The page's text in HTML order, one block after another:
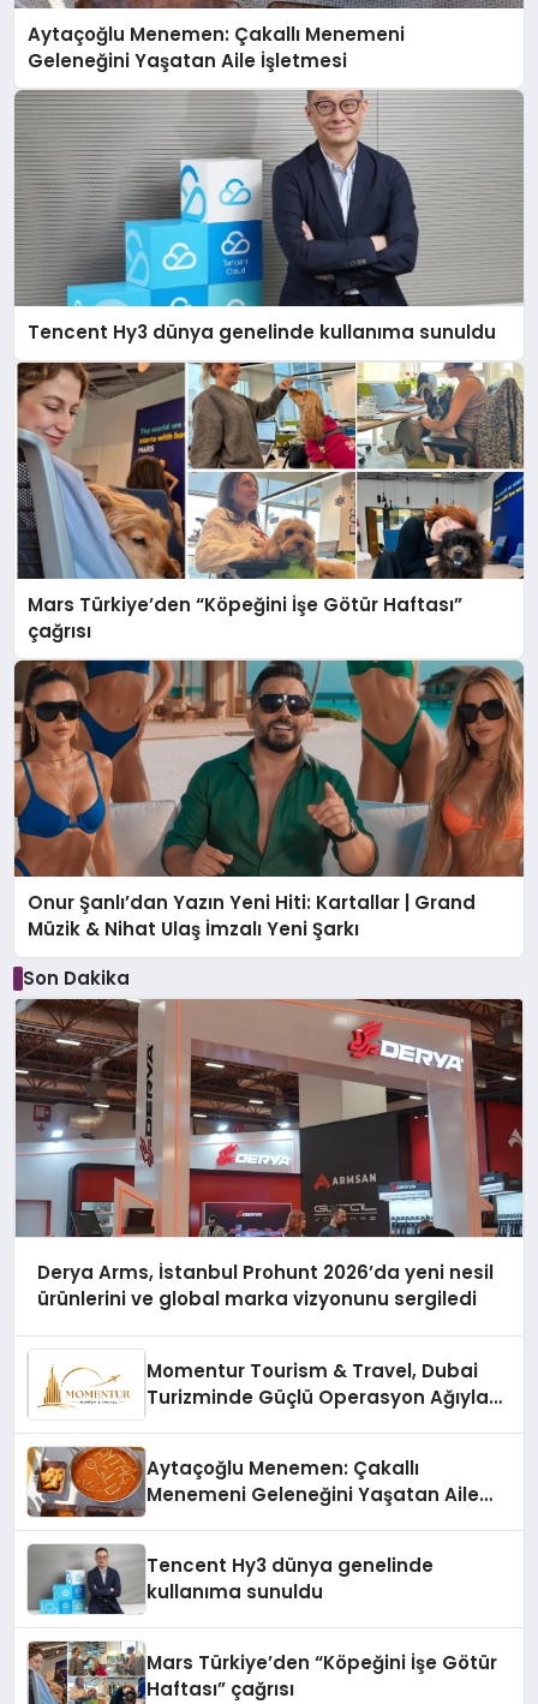
Aytaçoğlu Menemen: Çakallı Menemeni
Geleneğini Yaşatan Aile İşletmesi
Tencent Hy3 dünya genelinde kullanıma sunuldu
Mars Türkiye’den “Köpeğini İşe Götür Haftası”
çağrısı
Onur Şanlı’dan Yazın Yeni Hiti: Kartallar | Grand
Müzik & Nihat Ulaş İmzalı Yeni Şarkı
Son Dakika
Derya Arms, İstanbul Prohunt 2026’da yeni nesil
ürünlerini ve global marka vizyonunu sergiledi
Momentur Tourism & Travel, Dubai
Turizminde Güçlü Operasyon Ağıyla
Aytaçoğlu Menemen: Çakallı
Menemeni Geleneğini Yaşatan Aile
Tencent Hy3 dünya genelinde
kullanıma sunuldu
Mars Türkiye’den “Köpeğini İşe Götür
Haftası” çağrısı